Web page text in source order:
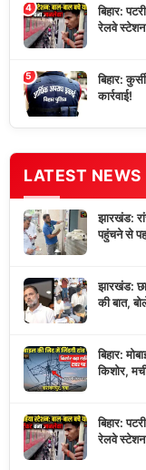
4
बिहार:
रेलवे स्टेशन
5
बिहार:
कार्रवाई!
LATEST NEWS
झारखंड:
पहुंचने से
झारखंड:
की बात,
बिहार:
किशोर,
बिहार:
रेलवे स्टेशन